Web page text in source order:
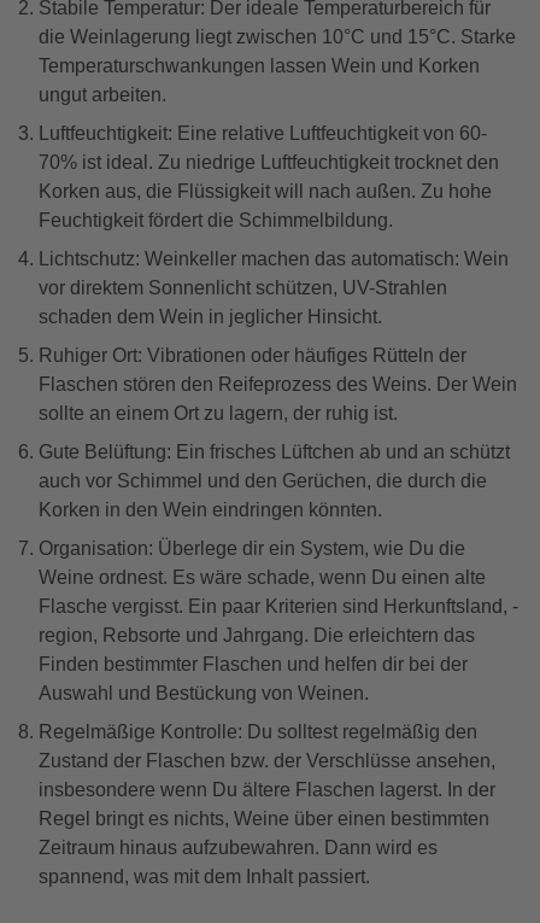
Stabile Temperatur: Der ideale Temperaturbereich für
die Weinlagerung liegt zwischen 10°C und 15°C. Starke
Temperaturschwankungen lassen Wein und Korken
ungut arbeiten.
Luftfeuchtigkeit: Eine relative Luftfeuchtigkeit von 60-
70% ist ideal. Zu niedrige Luftfeuchtigkeit trocknet den
Korken aus, die Flüssigkeit will nach außen. Zu hohe
Feuchtigkeit fördert die Schimmelbildung.
Lichtschutz: Weinkeller machen das automatisch: Wein
vor direktem Sonnenlicht schützen, UV-Strahlen
schaden dem Wein in jeglicher Hinsicht.
Ruhiger Ort: Vibrationen oder häufiges Rütteln der
Flaschen stören den Reifeprozess des Weins. Der Wein
sollte an einem Ort zu lagern, der ruhig ist.
Gute Belüftung: Ein frisches Lüftchen ab und an schützt
auch vor Schimmel und den Gerüchen, die durch die
Korken in den Wein eindringen könnten.
Organisation: Überlege dir ein System, wie Du die
Weine ordnest. Es wäre schade, wenn Du einen alte
Flasche vergisst. Ein paar Kriterien sind Herkunftsland, -
region, Rebsorte und Jahrgang. Die erleichtern das
Finden bestimmter Flaschen und helfen dir bei der
Auswahl und Bestückung von Weinen.
Regelmäßige Kontrolle: Du solltest regelmäßig den
Zustand der Flaschen bzw. der Verschlüsse ansehen,
insbesondere wenn Du ältere Flaschen lagerst. In der
Regel bringt es nichts, Weine über einen bestimmten
Zeitraum hinaus aufzubewahren. Dann wird es
spannend, was mit dem Inhalt passiert.